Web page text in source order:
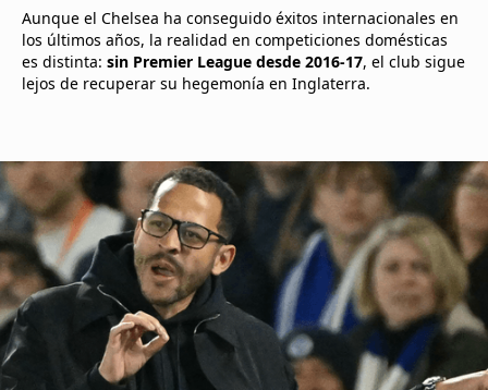
Aunque el Chelsea ha conseguido éxitos internacionales en
los últimos años, la realidad en competiciones domésticas
es distinta: sin Premier League desde 2016-17, el club sigue
lejos de recuperar su hegemonía en Inglaterra.